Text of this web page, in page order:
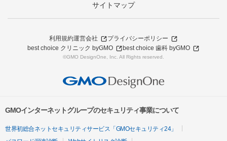
サイトマップ
利用規約運営会社
プライバシーポリシー
best choice クリニック byGMO
best choice 歯科 byGMO
©GMO DesignOne, Inc. All Rights reserved.
GMOインターネットグループのセキュリティ事業について
世界初総合ネットセキュリティサービス「GMOセキュリティ24」